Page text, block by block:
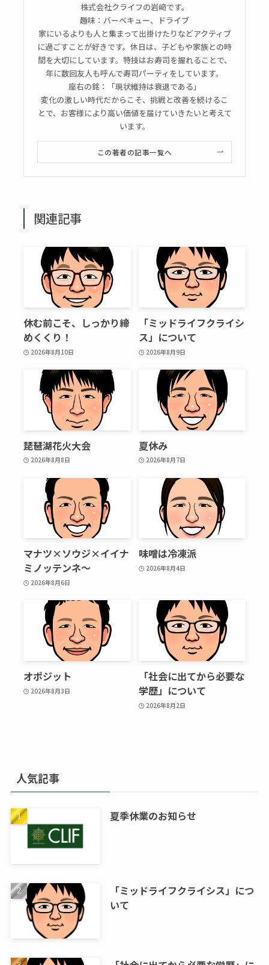
株式会社クライフの岩﨑です。
趣味：バーベキュー、ドライブ
家にいるよりも人と集まって出掛けたりなどアクティブ
に過ごすことが好きです。休日は、子どもや家族との時
間を大切にしています。特技はお寿司を握れることで、
年に数回友人も呼んで寿司パーティをしています。
座右の銘：「現状維持は衰退である」
変化の激しい時代だからこそ、挑戦と改善を続けるこ
とで、お客様により高い価値を届けていきたいと考えて
います。
この著者の記事一覧へ
関連記事
休む前こそ、しっかり締
めくくり！
2026年8月10日
「ミッドライフクライシ
ス」について
2026年8月9日
琵琶湖花火大会
2026年8月8日
夏休み
2026年8月7日
マナツ×ソウジ×イイナ
ミノッテンネ～
2026年8月6日
味噌は冷凍派
2026年8月4日
オポジット
2026年8月3日
「社会に出てから必要な
学歴」について
2026年8月2日
人気記事
夏季休業のお知らせ
「ミッドライフクライシス」につ
いて